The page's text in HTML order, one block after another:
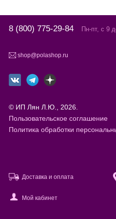
8 (800) 775-29-84 Пн-пт, с 9
shop@polashop.ru
© ИП Лян Л.Ю., 2026.
Пользовательское соглашение
Политика обработки
Доставка и оплата
Мой кабинет